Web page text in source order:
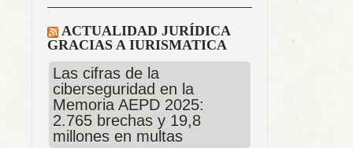
ACTUALIDAD JURÍDICA
GRACIAS A IURISMATICA
Las cifras de la
ciberseguridad en la
Memoria AEPD 2025:
2.765 brechas y 19,8
millones en multas